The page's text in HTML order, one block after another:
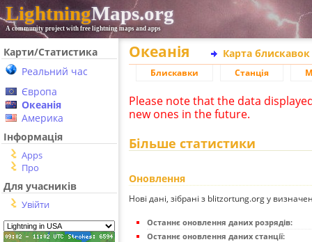
LightningMaps.org
A community project with free lightning maps and apps
Карти/Статистика
Реальний час
Європа
Океанія
Америка
Інформація
Apps
Про
Для учасників
Увійти
Океанія Карта
Блискавки Станція
Please note that the data
new ones in the future.
Більше статистики
Оновлення
Нові дані, зібрані з blitzortung.org у
Останнє оновлення даних розрядів:
Останнє оновлення даних станції: